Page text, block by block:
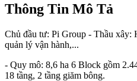
Thông Tin Mô Tả
Chủ đầu tư: Pi Group - Thầu
quản lý vận hành,...
- Quy mô: 8,6 ha 6 Block gồm
18 tầng, 2 tầng giăm bông.